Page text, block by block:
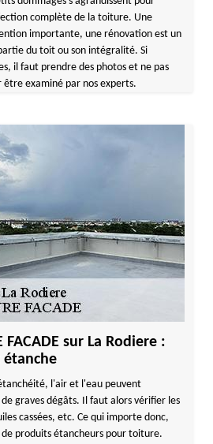
complète de la toiture. Une
importante, une rénovation est un
du toit ou son intégralité. Si
il faut prendre des photos et ne pas
être examiné par nos experts.
FACADE sur La Rodiere :
l'air et l'eau peuvent
graves dégâts. Il faut alors vérifier les
cassées, etc. Ce qui importe donc,
de produits étancheurs pour toiture.